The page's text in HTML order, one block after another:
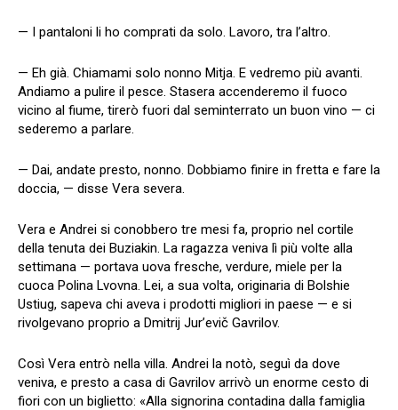
— I pantaloni li ho comprati da solo. Lavoro, tra l’altro.
— Eh già. Chiamami solo nonno Mitja. E vedremo più avanti.
Andiamo a pulire il pesce. Stasera accenderemo il fuoco
vicino al fiume, tirerò fuori dal seminterrato un buon vino — ci
sederemo a parlare.
— Dai, andate presto, nonno. Dobbiamo finire in fretta e fare la
doccia, — disse Vera severa.
Vera e Andrei si conobbero tre mesi fa, proprio nel cortile
della tenuta dei Buziakin. La ragazza veniva lì più volte alla
settimana — portava uova fresche, verdure, miele per la
cuoca Polina Lvovna. Lei, a sua volta, originaria di Bolshie
Ustiug, sapeva chi aveva i prodotti migliori in paese — e si
rivolgevano proprio a Dmitrij Jur’evič Gavrilov.
Così Vera entrò nella villa. Andrei la notò, seguì da dove
veniva, e presto a casa di Gavrilov arrivò un enorme cesto di
fiori con un biglietto: «Alla signorina contadina dalla famiglia